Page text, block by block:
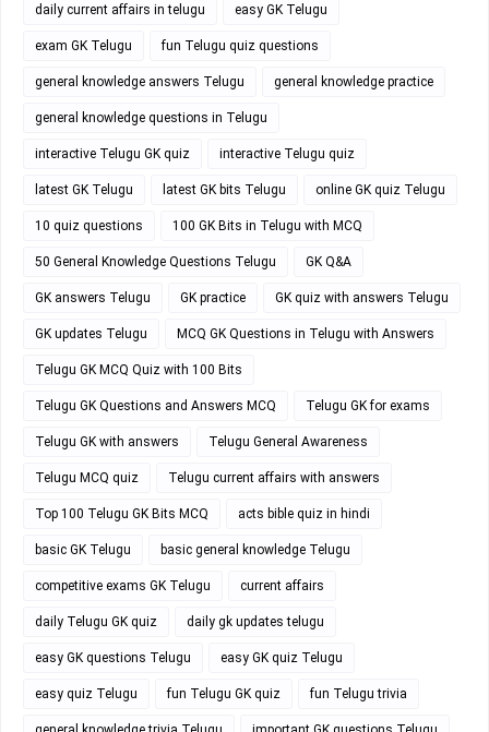
daily current affairs in telugu easy GK Telugu
exam GK Telugu fun Telugu quiz questions
general knowledge answers Telugu general knowledge practice
general knowledge questions in Telugu
interactive Telugu GK quiz interactive Telugu quiz
latest GK Telugu latest GK bits Telugu online GK quiz Telugu
10 quiz questions 100 GK Bits in Telugu with MCQ
50 General Knowledge Questions Telugu GK Q&A
GK answers Telugu GK practice GK quiz with answers Telugu
GK updates Telugu MCQ GK Questions in Telugu with Answers
Telugu GK MCQ Quiz with 100 Bits
Telugu GK Questions and Answers MCQ Telugu GK for exams
Telugu GK with answers Telugu General Awareness
Telugu MCQ quiz Telugu current affairs with answers
Top 100 Telugu GK Bits MCQ acts bible quiz in hindi
basic GK Telugu basic general knowledge Telugu
competitive exams GK Telugu current affairs
daily Telugu GK quiz daily gk updates telugu
easy GK questions Telugu easy GK quiz Telugu
easy quiz Telugu fun Telugu GK quiz fun Telugu trivia